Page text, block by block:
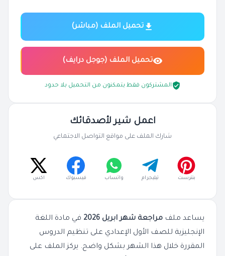
يساعد ملف مراجعة شهر ابريل 2026
في مادة اللغة
الإنجليزية للصف الأول الإعدادي على تنظيم الدروس
المقررة خلال هذا الشهر بشكل واضح. يركز الملف على
تحميل الملف (مباشر)
تحميل الملف (جوجل درايف)
المشتركون فقط يتمكنون من التحميل بلا حدود
اعمل شير لأصدقائك
شارك الملف على مواقع التواصل الاجتماعي
بنترست تيليجرام واتساب فيسبوك اكس